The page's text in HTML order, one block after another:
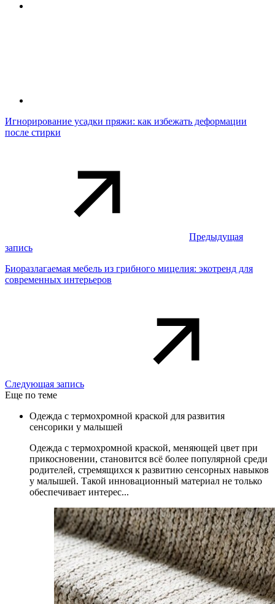
Игнорирование усадки пряжи: как избежать деформации
после стирки
Предыдущая
запись
Биоразлагаемая мебель из грибного мицелия: экотренд для
современных интерьеров
Следующая запись
Еще по теме
Одежда с термохромной краской для развития
сенсорики у малышей
Одежда с термохромной краской, меняющей цвет при
прикосновении, становится всё более популярной среди
родителей, стремящихся к развитию сенсорных навыков
у малышей. Такой инновационный материал не только
обеспечивает интерес...